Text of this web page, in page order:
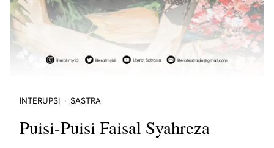
INTERUPSI SASTRA
Puisi-Puisi Faisal Syahreza